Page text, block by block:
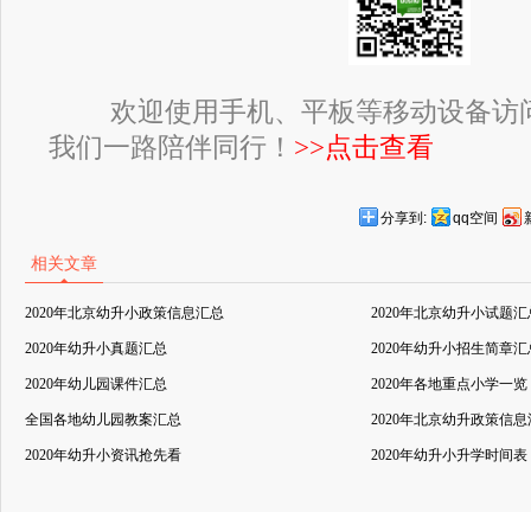
欢迎使用手机、平板等移动设备访
我们一路陪伴同行！ >>点击查看
分享到: qq空间
相关文章
2020年北京幼升小政策信息汇总 2020年北京幼升小试题汇
2020年幼升小真题汇总 2020年幼升小招生简章汇
2020年幼儿园课件汇总 2020年各地重点小学一览
全国各地幼儿园教案汇总 2020年北京幼升政策信息
2020年幼升小资讯抢先看 2020年幼升小升学时间表